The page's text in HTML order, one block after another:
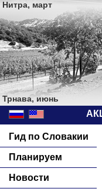
Нитра, март
Трнава, июнь
Гид по Словакии
Планируем
Новости